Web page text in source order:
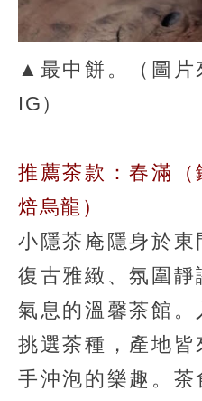
▲最中餅。（圖片
IG）
推薦茶款：春滿
焙烏龍）
小隱茶庵隱身於
復古雅緻、氛圍
氣息的溫馨茶館
挑選茶種，產地
手沖泡的樂趣。